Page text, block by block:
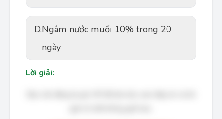
D.Ngâm nước muối 10% trong 20
ngày
Lời giải: